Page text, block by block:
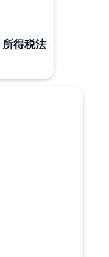
得税法